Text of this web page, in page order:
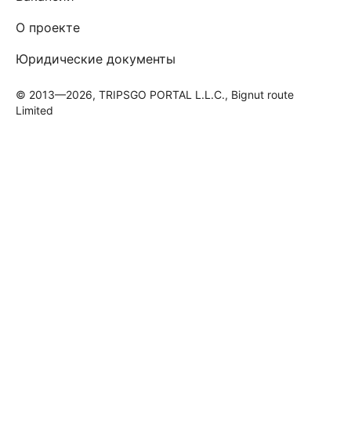
О проекте
Юридические документы
© 2013—2026, TRIPSGO PORTAL L.L.C., Bignut route
Limited